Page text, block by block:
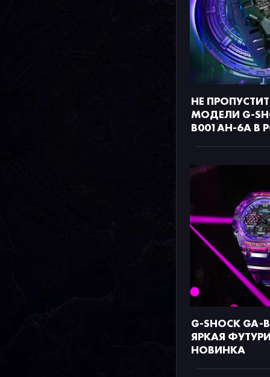
НЕ
МОДЕЛИ G-
B001AH-6A В
G-SHOCK GA-
ЯРКАЯ
НОВИНКА